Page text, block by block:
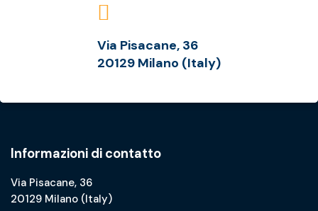
Via Pisacane, 36
20129 Milano (Italy)
Informazioni di contatto
Via Pisacane, 36
20129 Milano (Italy)